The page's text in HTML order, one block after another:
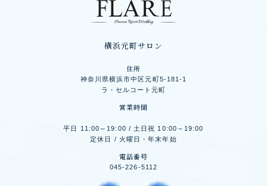
横浜元町サロン
住所
神奈川県横浜市中区元町5-181-1
ラ・セルコート元町
営業時間
平日 11:00～19:00 / 土日祝 10:00～19:00
定休日 / 火曜日・年末年始
電話番号
045-226-5112